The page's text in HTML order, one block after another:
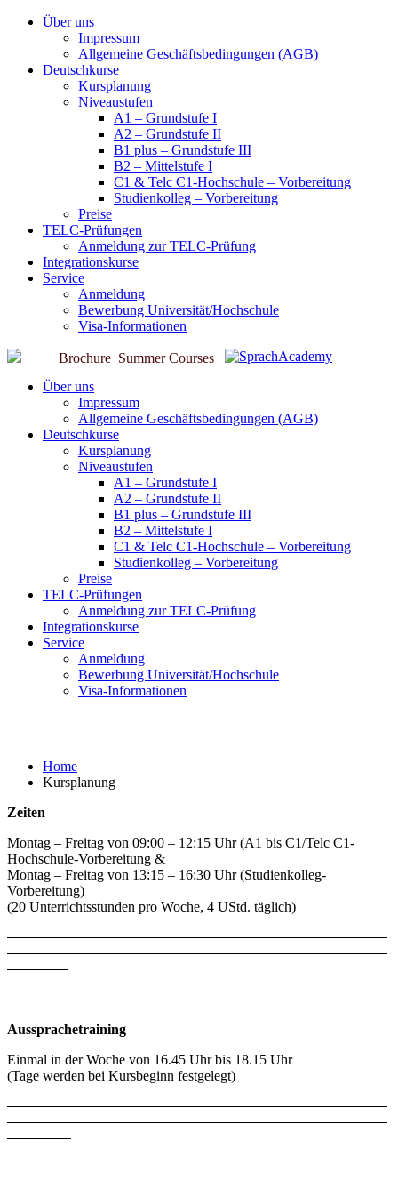
Über uns
Impressum
Allgemeine Geschäftsbedingungen (AGB)
Deutschkurse
Kursplanung
Niveaustufen
A1 – Grundstufe I
A2 – Grundstufe II
B1 plus – Grundstufe III
B2 – Mittelstufe I
C1 & Telc C1-Hochschule – Vorbereitung
Studienkolleg – Vorbereitung
Preise
TELC-Prüfungen
Anmeldung zur TELC-Prüfung
Integrationskurse
Service
Anmeldung
Bewerbung Universität/Hochschule
Visa-Informationen
Brochure Summer Courses
Über uns
Impressum
Allgemeine Geschäftsbedingungen (AGB)
Deutschkurse
Kursplanung
Niveaustufen
A1 – Grundstufe I
A2 – Grundstufe II
B1 plus – Grundstufe III
B2 – Mittelstufe I
C1 & Telc C1-Hochschule – Vorbereitung
Studienkolleg – Vorbereitung
Preise
TELC-Prüfungen
Anmeldung zur TELC-Prüfung
Integrationskurse
Service
Anmeldung
Bewerbung Universität/Hochschule
Visa-Informationen
Home
Kursplanung
Zeiten
Montag – Freitag von 09:00 – 12:15 Uhr (A1 bis C1/Telc C1-
Hochschule-Vorbereitung &
Montag – Freitag von 13:15 – 16:30 Uhr (Studienkolleg-
Vorbereitung)
(20 Unterrichtsstunden pro Woche, 4 UStd. täglich)
Aussprachetraining
Einmal in der Woche von 16.45 Uhr bis 18.15 Uhr
(Tage werden bei Kursbeginn festgelegt)